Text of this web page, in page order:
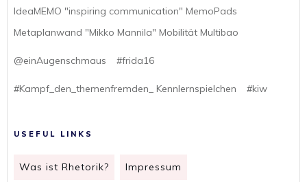
IdeaMEMO "inspiring communication" MemoPads
Metaplanwand "Mikko Mannila" Mobilität Multibao
@einAugenschmaus #frida16
#Kampf_den_themenfremden_ Kennlernspielchen #kiw
USEFUL LINKS
Was ist Rhetorik? Impressum